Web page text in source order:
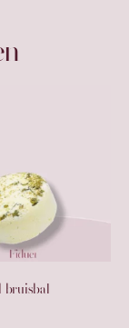
bruisbal